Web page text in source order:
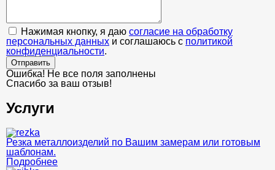
Нажимая кнопку, я даю согласие на обработку
персональных данных и соглашаюсь с политикой
конфиденциальности.
Отправить
Ошибка! Не все поля заполнены
Спасибо за ваш отзыв!
Услуги
Резка металлоизделий по Вашим замерам или готовым
шаблонам.
Подробнее